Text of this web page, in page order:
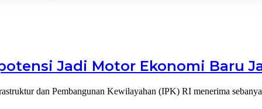
Jadi Motor Ekonomi Baru
dan Pembangunan Kewilayahan (IPK) RI menerima